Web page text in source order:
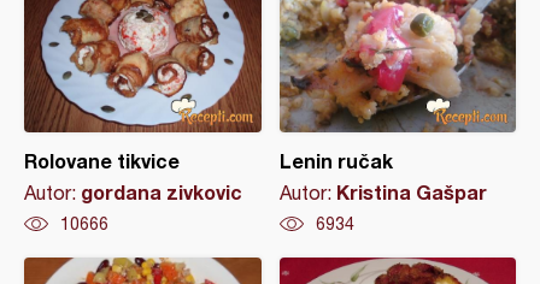
Rolovane tikvice
Autor: gordana zivkovic
10666
Lenin ručak
Autor: Kristina Gašpar
6934